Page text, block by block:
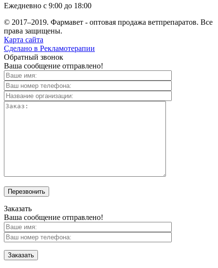
Ежедневно с 9:00 до 18:00
© 2017–2019. Фармавет - оптовая продажа ветпрепаратов. Все
права защищены.
Карта сайта
Сделано в Рекламотерапии
Обратный звонок
Ваша сообщение отправлено!
Перезвонить
Заказать
Ваша сообщение отправлено!
Заказать